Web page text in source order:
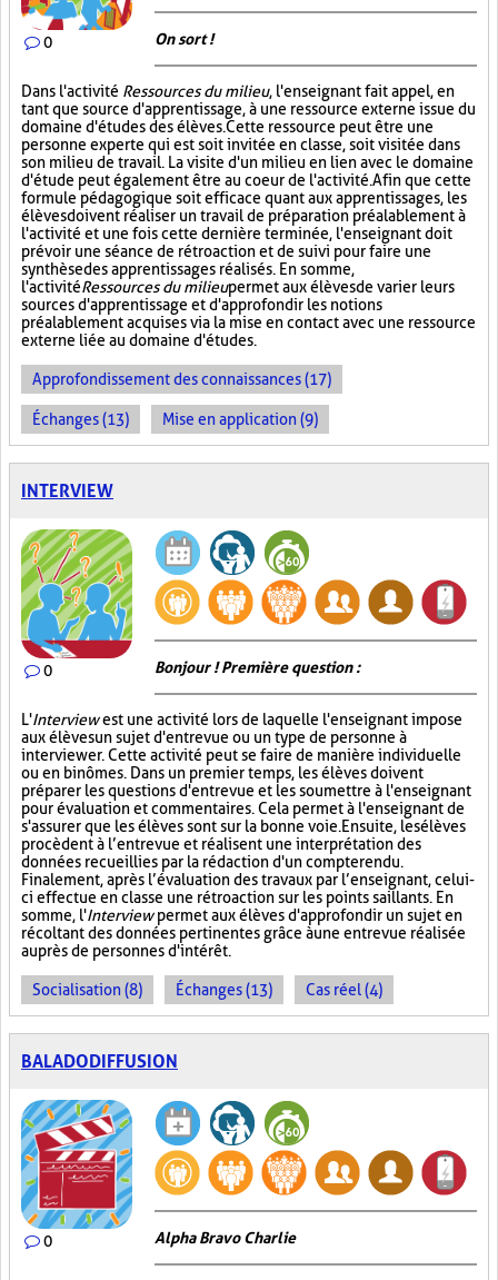
0 On sort !
Dans l'activité Ressources du milieu, l'enseignant fait appel, en
tant que source d'apprentissage, à une ressource externe issue du
domaine d'études des élèves. Cette ressource peut être une
personne experte qui est soit invitée en classe, soit visitée dans
son milieu de travail. La visite d'un milieu en lien avec le domaine
d'étude peut également être au coeur de l'activité. Afin que cette
formule pédagogique soit efficace quant aux apprentissages, les
élèves doivent réaliser un travail de préparation préalablement à
l'activité et une fois cette dernière terminée, l'enseignant doit
prévoir une séance de rétroaction et de suivi pour faire une
synthèse des apprentissages réalisés. En somme,
l'activitéRessources du milieupermet aux élèves de varier leurs
sources d'apprentissage et d'approfondir les notions
préalablement acquises via la mise en contact avec une ressource
externe liée au domaine d'études.
Approfondissement des connaissances (17)
Échanges (13) Mise en application (9)
INTERVIEW
0 Bonjour ! Première question :
L'Interviewest une activité lors de laquelle l'enseignant impose
aux élèves un sujet d'entrevue ou un type de personne à
interviewer. Cette activité peut se faire de manière individuelle
ou en binômes. Dans un premier temps, les élèves doivent
préparer les questions d'entrevue et les soumettre à l'enseignant
pour évaluation et commentaires. Cela permet à l'enseignant de
s'assurer que les élèves sont sur la bonne voie. Ensuite, les élèves
procèdent à l’entrevue et réalisent une interprétation des
données recueillies par la rédaction d'un compte rendu.
Finalement, après l’évaluation des travaux par l’enseignant, celui-
ci effectue en classe une rétroaction sur les points saillants. En
somme, l'Interviewpermet aux élèves d'approfondir un sujet en
récoltant des données pertinentes grâce à une entrevue réalisée
auprès de personnes d'intérêt.
Socialisation (8) Échanges (13) Cas réel (4)
BALADODIFFUSION
0 Alpha Bravo Charlie